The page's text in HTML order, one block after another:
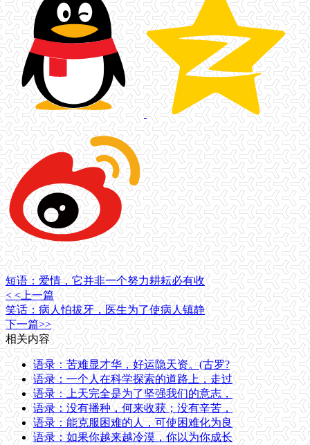
短语：爱情，它并非一个努力耕耘必有收
< <上一篇
笑话：病人怕拔牙，医生为了使病人镇静
下一篇>>
相关内容
语录：苦难显才华，好运隐天资。(古罗?
语录：一个人在科学探索的道路上，走过
语录：上天完全是为了坚强我们的意志，
语录：没有播种，何来收获；没有辛苦，
语录：能克服困难的人，可使困难化为良
语录：如果你越来越冷漠，你以为你成长